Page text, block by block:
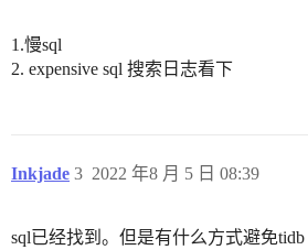
1.慢sql
2. expensive sql 搜索日志看下
Inkjade 2022 年8 月 5 日 08:39
3
sql已经找到。但是有什么方式避免tidb